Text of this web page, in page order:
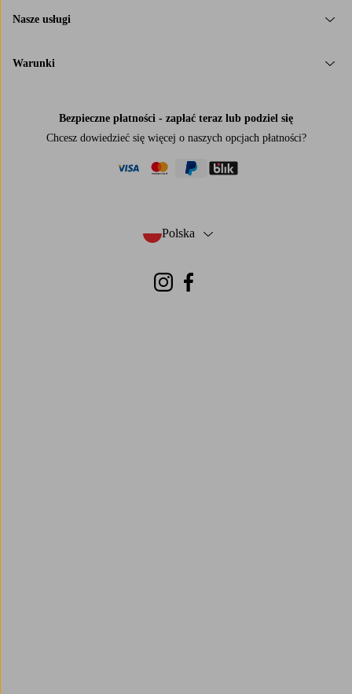
Nasze usługi
Warunki
Bezpieczne płatności - zapłać teraz lub podziel się
Chcesz dowiedzieć się więcej o naszych opcjach płatności?
Polska
- Wybierz kraj